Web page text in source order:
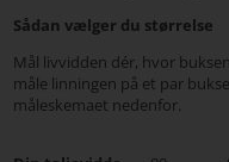
Sådan vælger du størrelse
Mål livvidden dér, hvor
måle linningen på et par
måleskemaet nedenfor.